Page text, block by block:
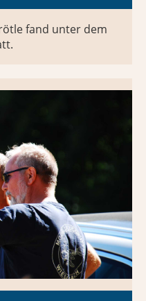
fand unter dem